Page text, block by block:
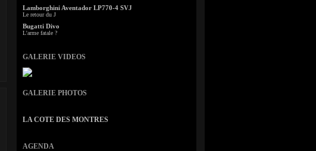
Lamborghini Aventador LP770-4 SVJ
Le retour du J
Bugatti Divo
L'arme fatale ?
GALERIE VIDEOS
GALERIE PHOTOS
LA COTE DES MONTRES
AGENDA